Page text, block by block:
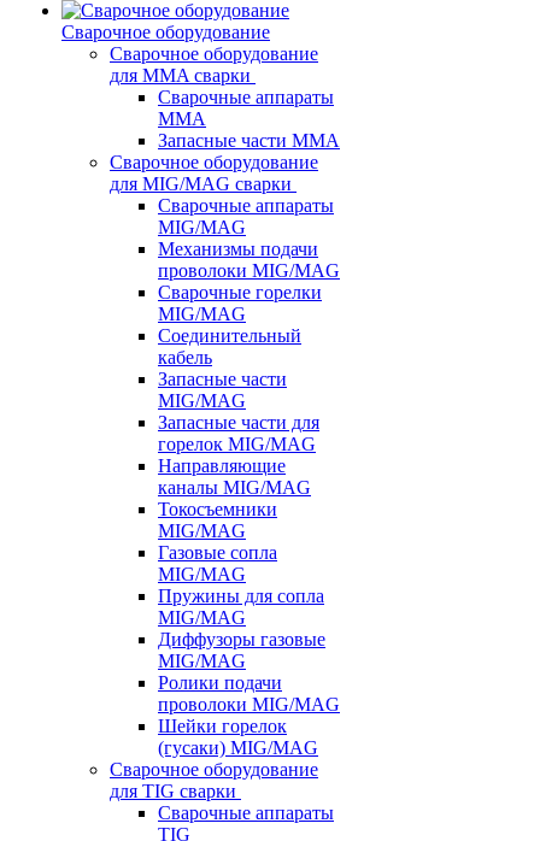
Сварочное оборудование
Сварочное оборудование
для MMA сварки
Сварочные аппараты
MMA
Запасные части MMA
Сварочное оборудование
для MIG/MAG сварки
Сварочные аппараты
MIG/MAG
Механизмы подачи
проволоки MIG/MAG
Сварочные горелки
MIG/MAG
Соединительный
кабель
Запасные части
MIG/MAG
Запасные части для
горелок MIG/MAG
Направляющие
каналы MIG/MAG
Токосъемники
MIG/MAG
Газовые сопла
MIG/MAG
Пружины для сопла
MIG/MAG
Диффузоры газовые
MIG/MAG
Ролики подачи
проволоки MIG/MAG
Шейки горелок
(гусаки) MIG/MAG
Сварочное оборудование
для TIG сварки
Сварочные аппараты
TIG